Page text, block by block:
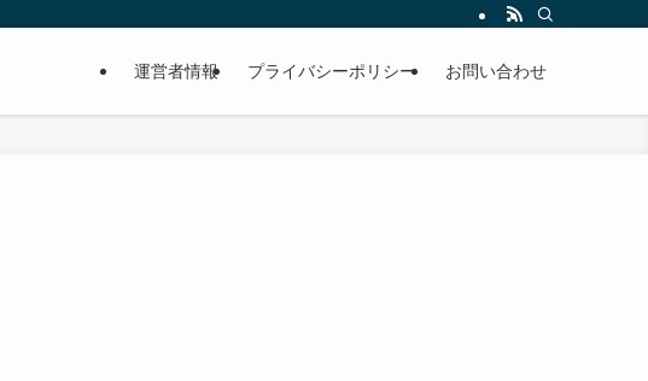
運営者情報 プライバシーポリシー お問い合わせ